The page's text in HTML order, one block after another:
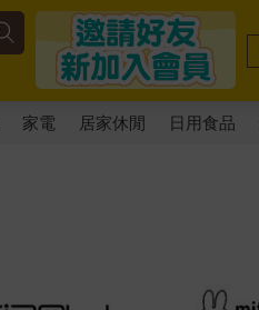
家電 居家休閒 日用食品